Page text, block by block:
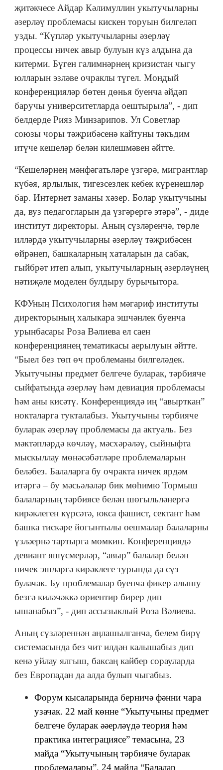
җитәкчесе Айдар Кәлимуллин укытучыларны
әзерләү проблемасы кискен торуын билгеләп
узды. “Күпләр укытучыларны әзерләү
процессы ничек авыр булуын күз алдына да
китерми. Бүген галимнәрнең кризистан чыгу
юлларын эзләве очраклы түгел. Мондый
конференцияләр бөтен дөнья буенча әйдәп
баручы университетларда оештырыла”, - дип
белдерде Рияз Минзарипов. Ул Советлар
союзы чоры тәҗрибәсенә кайтуны тәкъдим
итүче кешеләр белән килешмәвен әйтте.
“Кешеләрнең мәнфәгатьләре үзгәрә, мигрантлар
күбәя, ярлылык, тигезсезлек кебек күренешләр
бар. Интернет заманы хәзер. Болар укытучыны
да, вуз педагогларын да үзгәрергә этәрә”, - диде
институт директоры. Аның сүзләренчә, төрле
илләрдә укытучыларны әзерләү тәҗрибәсен
өйрәнеп, башкаларның хаталарын да сабак,
гыйбрәт итеп алып, укытучыларның әзерләүнең
нәтиҗәле моделен булдыру бурычытора.
КФУның Психология һәм мәгариф институты
директорының халыкара эшчәнлек буенча
урынбасары Роза Вәлиева ел саен
конференциянең тематикасы аерылуын әйтте.
“Быел без төп өч проблеманы билгеләдек.
Укытучыны предмет белгече буларак, тәрбияче
сыйфатында әзерләү һәм девиация проблемасы
һәм аны кисәтү. Конференциядә иң “авырткан”
нокталарга тукталабыз. Укытучыны тәрбияче
буларак әзерләү проблемасы да актуаль. Без
мәктәпләрдә көчләү, мәсхәрәләү, сыйныфта
мыскыллау мөнәсәбәтләре проблемаларын
беләбез. Балаларга бу очракта ничек ярдәм
итәргә – бу мәсьәләләр бик мөһимю Тормыш
балаларның тәрбиясе белән шөгыльләнергә
кирәклеген күрсәтә, юкса фашист, сектант һәм
башка тискәре йогынтылы оешмалар балаларны
үзләернә тартырга мөмкин. Конференциядә
девиант яшүсмерләр, “авыр” балалар белән
ничек эшләргә кирәклеге турында да сүз
булачак. Бу проблемалар буенча фикер алышу
безгә киләчәккә ориентир бирер дип
ышанабыз”, - дип ассызыклый Роза Вәлиева.
Аның сүзләреннән аңлашылганча, белем бирү
системасында без чит илдән калышабыз дип
кенә уйлау ялгыш, баксаң кайбер сорауларда
без Европадан да алда булып чыгабыз.
Форум кысаларында берничә фәнни чара
узачак. 22 май көнне “Укытучыны предмет
белгече буларак әәерләүдә теория һәм
практика интеграциясе” темасына, 23
майда “Укытучының тәрбияче буларак
проблемалары”, 24 майда “Балалар